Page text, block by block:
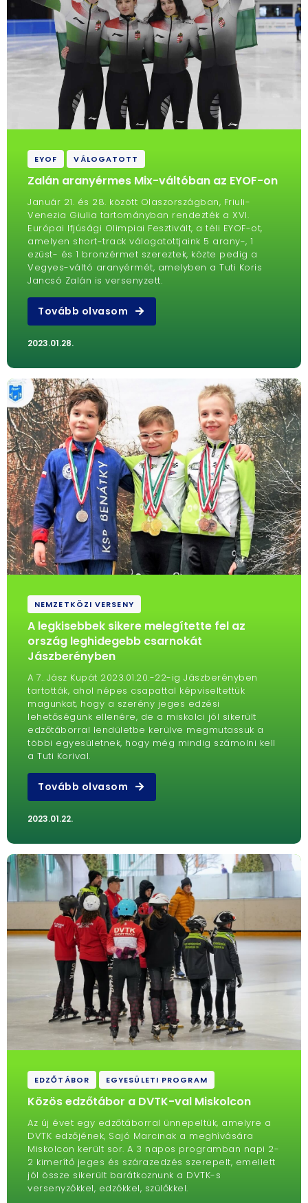
EYOF VÁLOGATOTT
Zalán aranyérmes Mix-váltóban az EYOF-on
Január 21. és 28. között Olaszországban, Friuli-
Venezia Giulia tartományban rendezték a XVI.
Európai Ifjúsági Olimpiai Fesztivált, a téli EYOF-ot,
amelyen short-track válogatottjaink 5 arany-, 1
ezüst- és 1 bronzérmet szereztek, közte pedig a
Vegyes-váltó aranyérmét, amelyben a Tuti Koris
Jancsó Zalán is versenyzett.
Tovább olvasom
2023.01.28.
NEMZETKÖZI VERSENY
A legkisebbek sikere melegítette fel az
ország leghidegebb csarnokát
Jászberényben
A 7. Jász Kupát 2023.01.20.-22-ig Jászberényben
tartották, ahol népes csapattal képviseltettük
magunkat, hogy a szerény jeges edzési
lehetőségünk ellenére, de a miskolci jól sikerült
edzőtáborral lendületbe kerülve megmutassuk a
többi egyesületnek, hogy még mindig számolni kell
a Tuti Korival.
Tovább olvasom
2023.01.22.
EDZŐTÁBOR EGYESÜLETI PROGRAM
Közös edzőtábor a DVTK-val Miskolcon
Az új évet egy edzőtáborral ünnepeltük, amelyre a
DVTK edzőjének, Sajó Marcinak a meghívására
Miskolcon került sor. A 3 napos programban napi 2-
2 kimerítő jeges és szárazedzés szerepelt, emellett
jól össze sikerült barátkoznunk a DVTK-s
versenyzőkkel, edzőkkel, szülőkkel.